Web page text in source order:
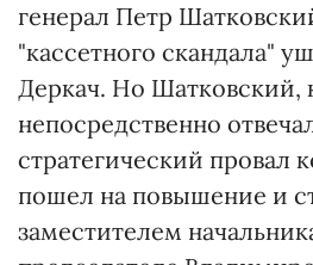
генерал Петр
"кассетного скандала"
Деркач. Но Шатковский,
непосредственно
стратегический провал
пошел на повышение и
заместителем